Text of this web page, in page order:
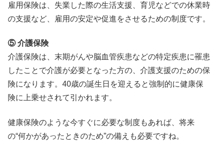
雇用保険は、失業した際の生活支援、育児などでの休業時
の支援など、雇用の安定や促進をさせるための制度です。
⑤ 介護保険
介護保険は、末期がんや脳血管疾患などの特定疾患に罹患
したことで介護が必要となった方の、介護支援のための保
険になります。40歳の誕生日を迎えると強制的に健康保
険に上乗せされて引かれます。
健康保険のような今すぐに必要な制度もあれば、将来
の“何かがあったときのため”の備えも必要ですね。